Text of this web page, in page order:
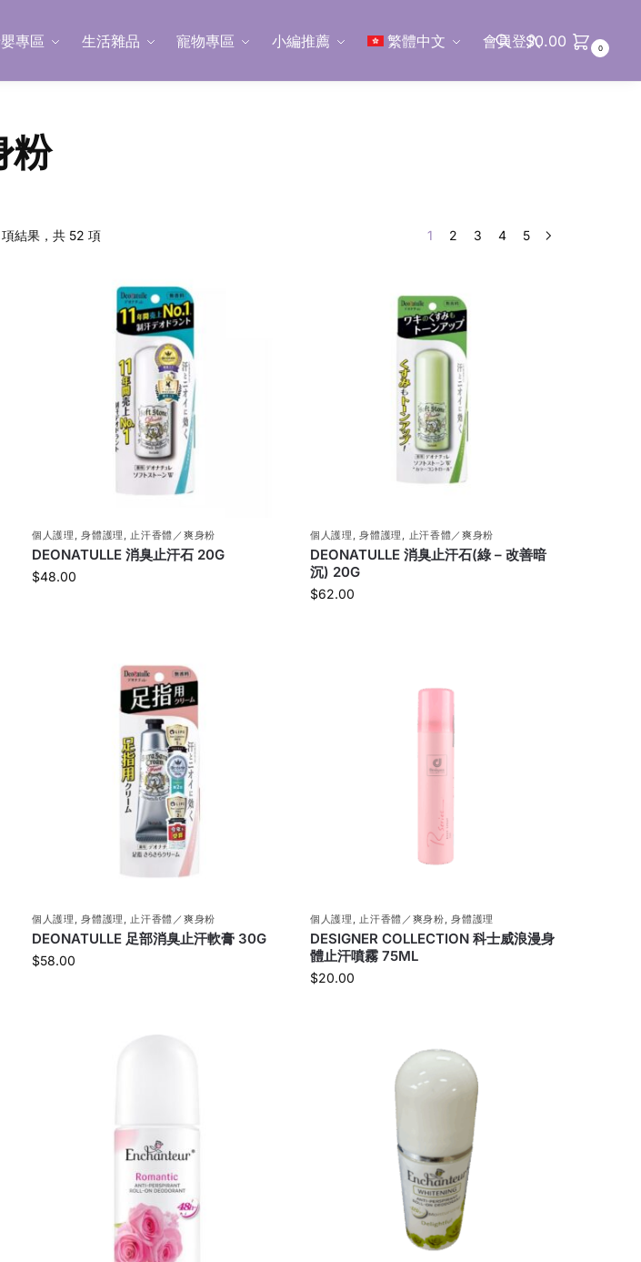
專區 生活雜品 寵物專區 小編推薦 繁體中文 會員登入
$0.00 0
粉
結果，共 52 項 1 2 3 4 5
個人護理 ,身體護理 , 止汗香體／爽身粉
DEONATULLE 消臭止汗石 20G
$48.00
個人護理 ,身體護理 , 止汗香體／爽身粉
DEONATULLE 消臭止汗石(綠 – 改善暗
沉) 20G
$62.00
個人護理 ,身體護理 , 止汗香體／爽身粉
DEONATULLE 足部消臭止汗軟膏 30G
$58.00
個人護理 , 止汗香體／爽身粉,身體護理
DESIGNER COLLECTION 科士威浪漫身
體止汗噴霧 75ML
$20.00